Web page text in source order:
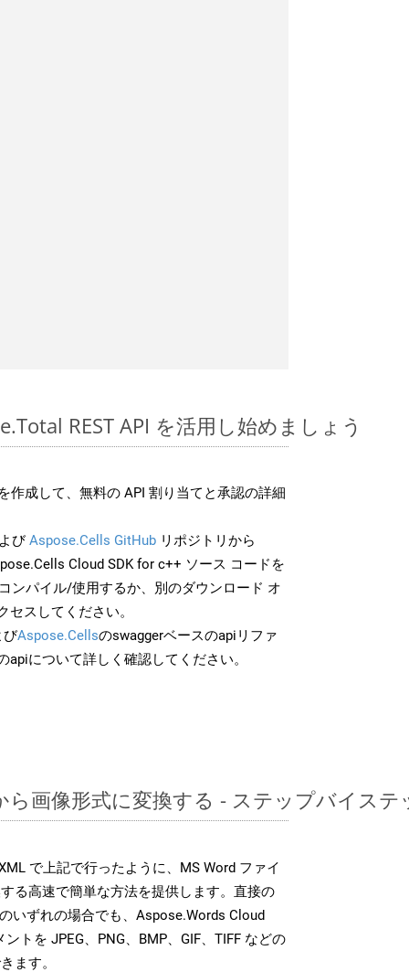
REST API を活用し始めましょう
作成して、無料の API 割り当てと承認の詳細
びAspose.Cells GitHub リポジトリから
Cloud SDK for c++ ソース コードを
ンパイル/使用するか、別のダウンロード オ
セスしてください。
びAspose.Cellsのswaggerベースのapiリファ
apiについて詳しく確認してください。
ら画像形式に変換する - ステップバイス
で上記で行ったように、MS Word ファイ
る高速で簡単な方法を提供します。直接の
いずれの場合でも、Aspose.Words Cloud
トを JPEG、PNG、BMP、GIF、TIFF などの
ます。